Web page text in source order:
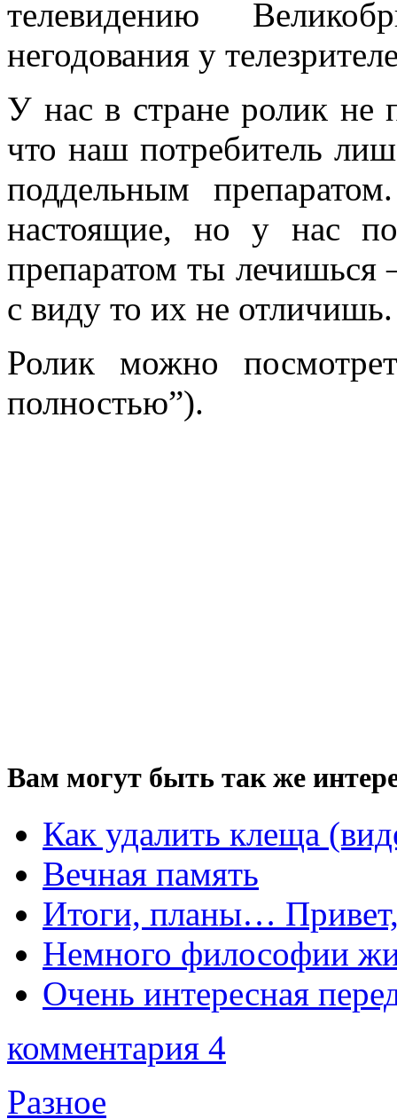
телевидению
негодования у
У нас в стране ролик не
что наш потребитель
поддельным
настоящие, но у нас
препаратом ты
с виду то их не отличишь.
Ролик можно
полностью”).
Вам могут быть так же
Как удалить клеща
Вечная память
Итоги, планы…
Немного философии
Очень интересная
комментария 4
Разное